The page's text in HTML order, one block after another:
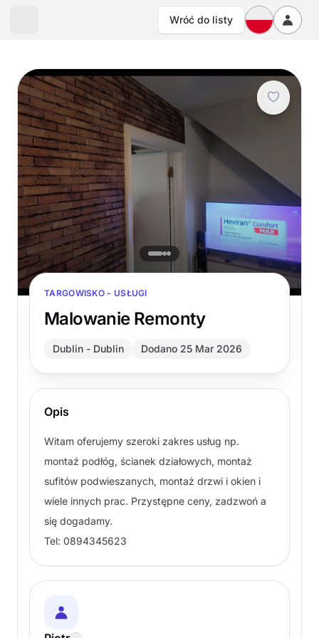
Wróć do listy
TARGOWISKO - USŁUGI
Malowanie Remonty
Dublin - Dublin Dodano 25 Mar 2026
Opis
Witam oferujemy szeroki zakres usług np.
montaź podłóg, ścianek działowych, montaż
sufitów podwieszanych, montaż drzwi i okien i
wiele innych prac. Przystępne ceny, zadzwoń a
się dogadamy.
Tel: 0894345623